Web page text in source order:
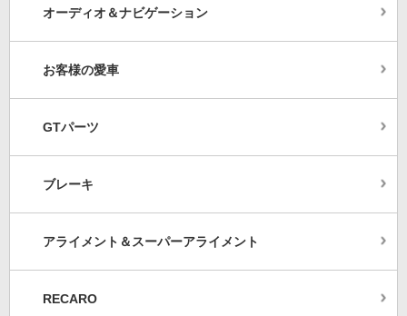
オーディオ＆ナビゲーション
お客様の愛車
GTパーツ
ブレーキ
アライメント＆スーパーアライメント
RECARO